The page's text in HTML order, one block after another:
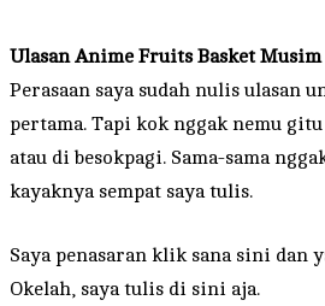
Ulasan Anime Fruits Basket Musim
Perasaan saya sudah nulis ulasan
pertama. Tapi kok nggak nemu
atau di besokpagi. Sama-sama
kayaknya sempat saya tulis.
Saya penasaran klik sana sini dan
Okelah, saya tulis di sini aja.